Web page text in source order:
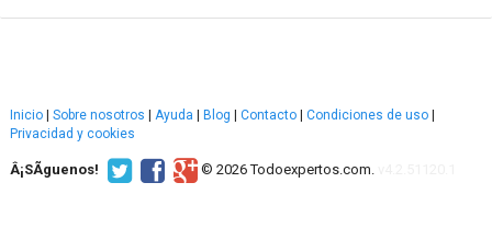
Inicio Sobre nosotros Ayuda Blog Contacto Condiciones de uso
Privacidad y cookies
Â¡SÃ­guenos! © 2026 Todoexpertos.com.